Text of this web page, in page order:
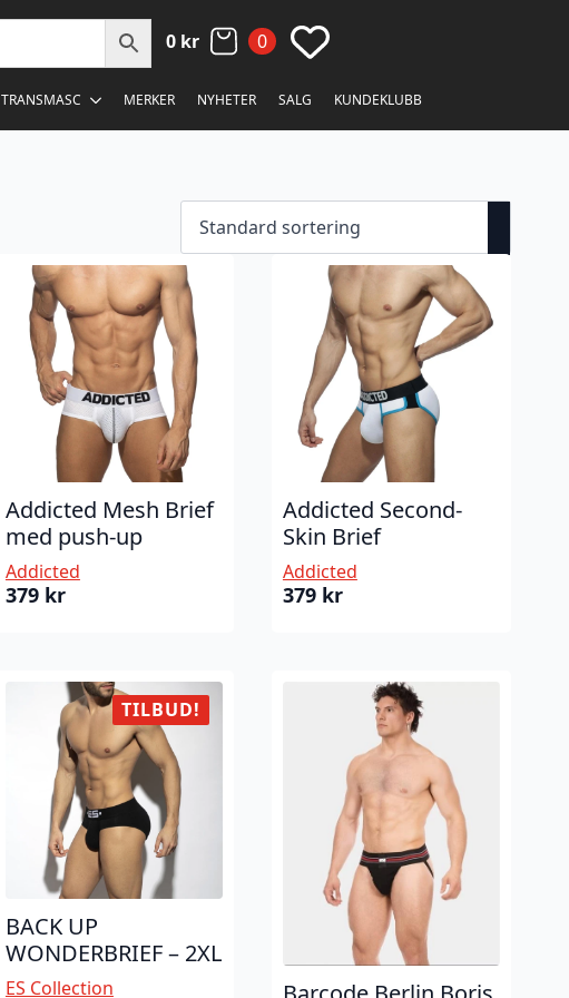
0 kr 0
TRANSMASC MERKER NYHETER SALG KUNDEKLUBB
Addicted Mesh Brief
med push-up
Addicted
379 kr
Addicted Second-
Skin Brief
Addicted
379 kr
TILBUD!
BACK UP
WONDERBRIEF – 2XL
ES Collection